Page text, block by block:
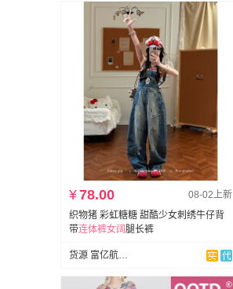
08-02上新
¥78.00
织物猪 彩虹糖糖 甜酷少女刺绣牛仔背
带连体裤女阔腿长裤
货源 富亿航网络牛仔